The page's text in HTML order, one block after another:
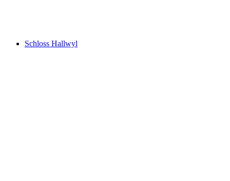
Schloss Hallwyl